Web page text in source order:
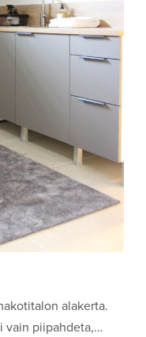
alakerta.
vain piipahdeta,…